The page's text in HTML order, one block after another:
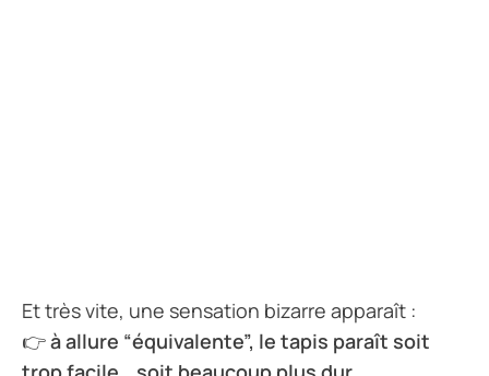
Et très vite, une sensation bizarre apparaît :
👉à allure “équivalente”, le tapis paraît soit